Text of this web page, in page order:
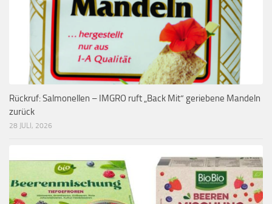
Rückruf: Salmonellen – IMGRO ruft „Back Mit“ geriebene Mandeln
zurück
28 JULI, 2026